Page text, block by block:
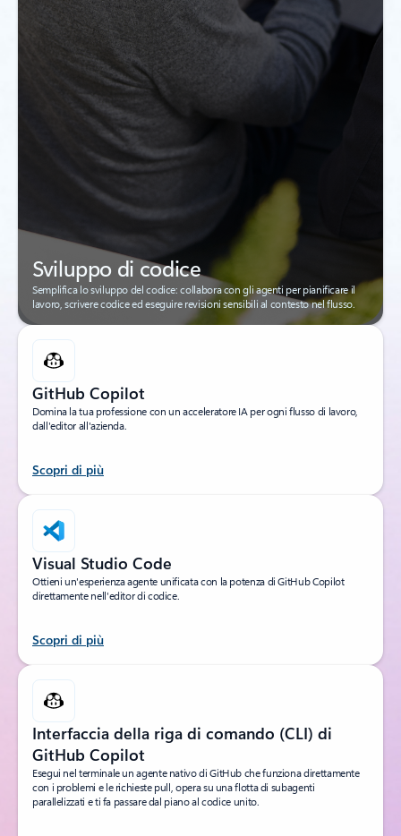
Sviluppo di codice
Semplifica lo sviluppo del codice: collabora con gli agenti per pianificare il
lavoro, scrivere codice ed eseguire revisioni sensibili al contesto nel flusso.
GitHub Copilot
Domina la tua professione con un acceleratore IA per ogni flusso di lavoro,
dall'editor all'azienda.
Scopri di più
Visual Studio Code
Ottieni un'esperienza agente unificata con la potenza di GitHub Copilot
direttamente nell'editor di codice.
Scopri di più
Interfaccia della riga di comando (CLI) di
GitHub Copilot
Esegui nel terminale un agente nativo di GitHub che funziona direttamente
con i problemi e le richieste pull, opera su una flotta di subagenti
parallelizzati e ti fa passare dal piano al codice unito.